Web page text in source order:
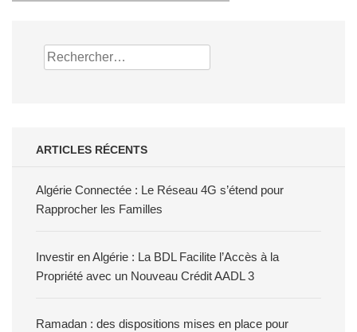
Rechercher :
ARTICLES RÉCENTS
Algérie Connectée : Le Réseau 4G s’étend pour
Rapprocher les Familles
Investir en Algérie : La BDL Facilite l’Accès à la
Propriété avec un Nouveau Crédit AADL 3
Ramadan : des dispositions mises en place pour